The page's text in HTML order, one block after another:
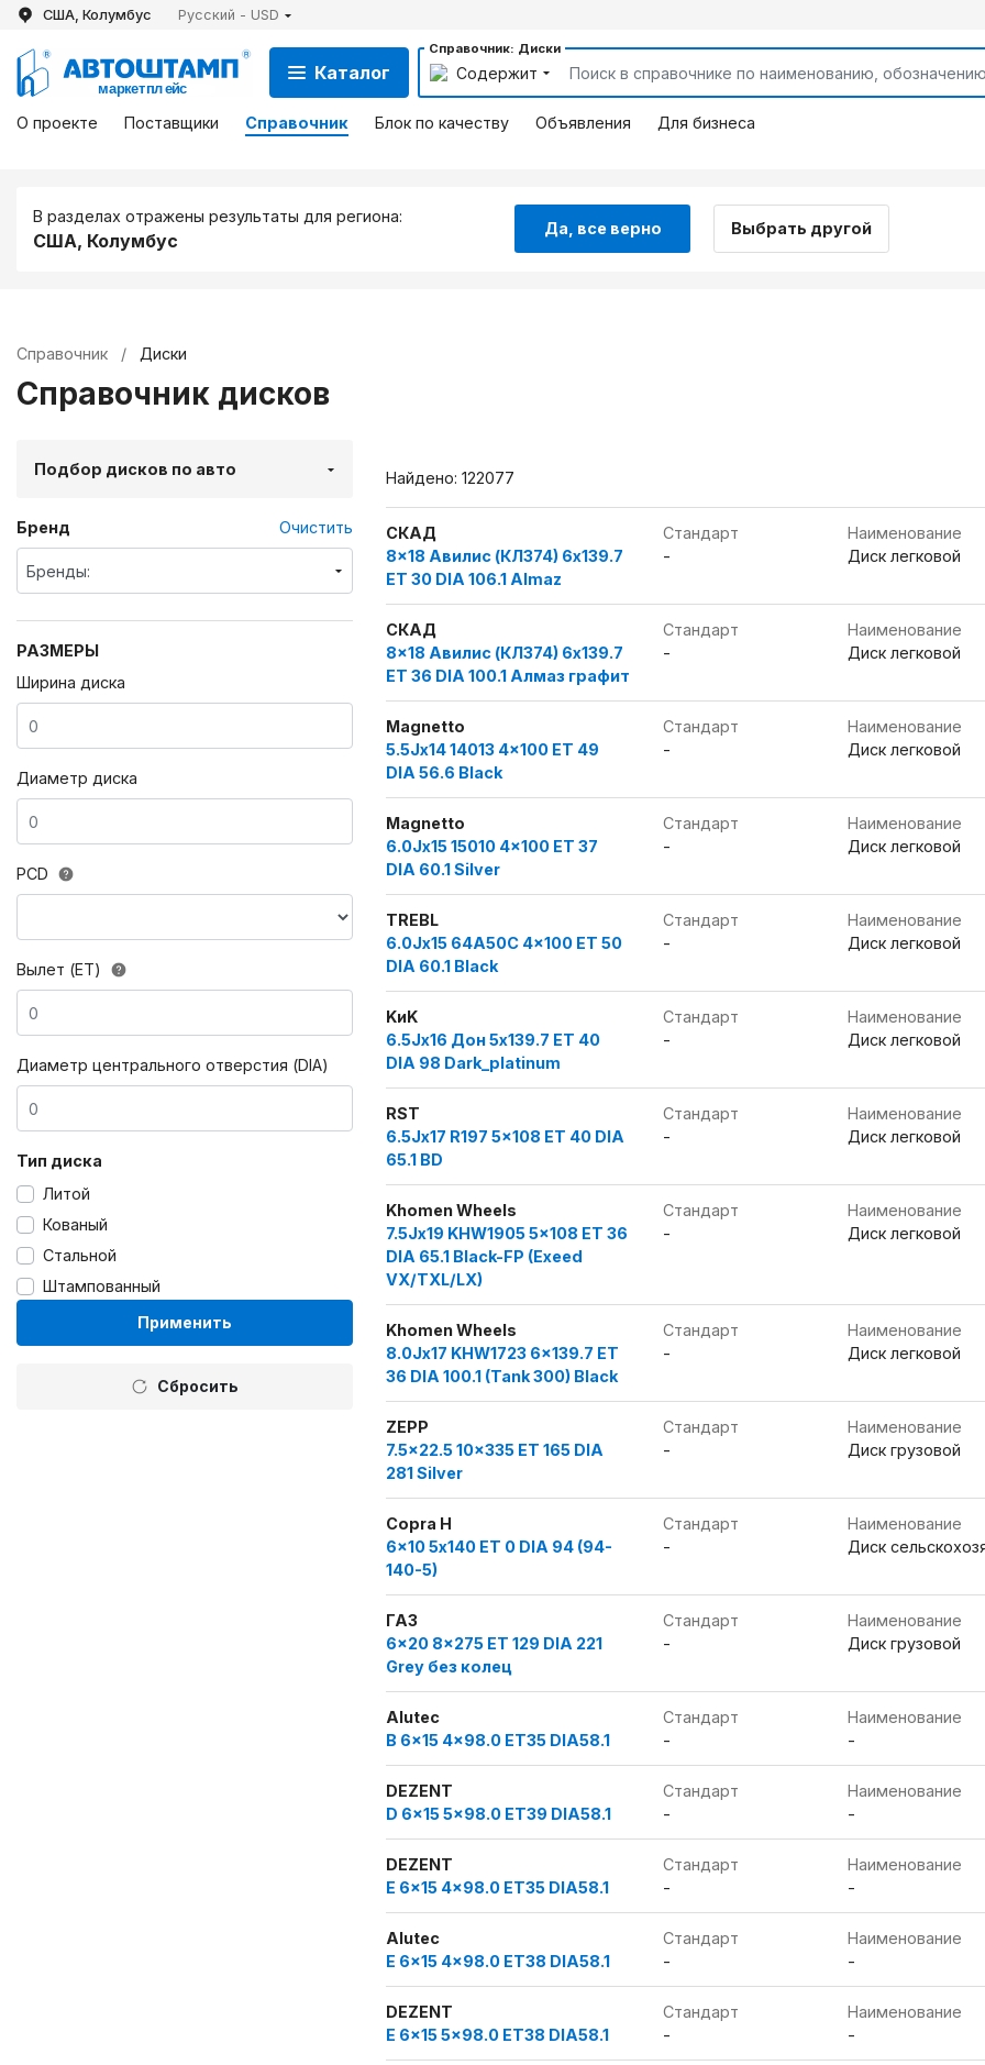
США, Колумбус Русский - USD
Каталог
Справочник: Диски
Содержит
О проекте
Поставщики Справочник Блок по качеству Объявления Для бизнеса
В разделах отражены результаты для региона:
США, Колумбус
Да, все верно Выбрать другой
Справочник / Диски
Справочник дисков
Подбор дисков по авто
Бренд Очистить
Бренды:
РАЗМЕРЫ
Ширина диска
Диаметр диска
PCD
Вылет (ET)
Диаметр центрального отверстия (DIA)
Тип диска
Литой
Кованый
Стальной
Штампованный
Применить
Сбросить
Найдено: 122077
СКАД
8x18 Авилис (КЛ374) 6x139.7
ET 30 DIA 106.1 Almaz
Стандарт
-
Наименование
Диск легковой
СКАД
8x18 Авилис (КЛ374) 6x139.7
ET 36 DIA 100.1 Алмаз графит
Стандарт
-
Наименование
Диск легковой
Magnetto
5.5Jx14 14013 4x100 ET 49
DIA 56.6 Black
Стандарт
-
Наименование
Диск легковой
Magnetto
6.0Jx15 15010 4x100 ET 37
DIA 60.1 Silver
Стандарт
-
Наименование
Диск легковой
TREBL
6.0Jx15 64A50C 4x100 ET 50
DIA 60.1 Black
Стандарт
-
Наименование
Диск легковой
KиK
6.5Jx16 Дон 5x139.7 ET 40
DIA 98 Dark_platinum
Стандарт
-
Наименование
Диск легковой
RST
6.5Jx17 R197 5x108 ET 40 DIA
65.1 BD
Стандарт
-
Наименование
Диск легковой
Khomen Wheels
7.5Jx19 KHW1905 5x108 ET 36
DIA 65.1 Black-FP (Exeed
VX/TXL/LX)
Стандарт
-
Наименование
Диск легковой
Khomen Wheels
8.0Jx17 KHW1723 6x139.7 ET
36 DIA 100.1 (Tank 300) Black
Стандарт
-
Наименование
Диск легковой
ZEPP
7.5x22.5 10x335 ET 165 DIA
281 Silver
Стандарт
-
Наименование
Диск грузовой
Copra H
6x10 5х140 ET 0 DIA 94 (94-
140-5)
Стандарт
-
Наименование
Диск
ГАЗ
6x20 8x275 ET 129 DIA 221
Grey без колец
Стандарт
-
Наименование
Диск грузовой
Alutec
B 6x15 4x98.0 ET35 DIA58.1
Стандарт
-
Наименование
-
DEZENT
D 6x15 5x98.0 ET39 DIA58.1
Стандарт
-
Наименование
-
DEZENT
E 6x15 4x98.0 ET35 DIA58.1
Стандарт
-
Наименование
-
Alutec
E 6x15 4x98.0 ET38 DIA58.1
Стандарт
-
Наименование
-
DEZENT
E 6x15 5x98.0 ET38 DIA58.1
Стандарт
-
Наименование
-